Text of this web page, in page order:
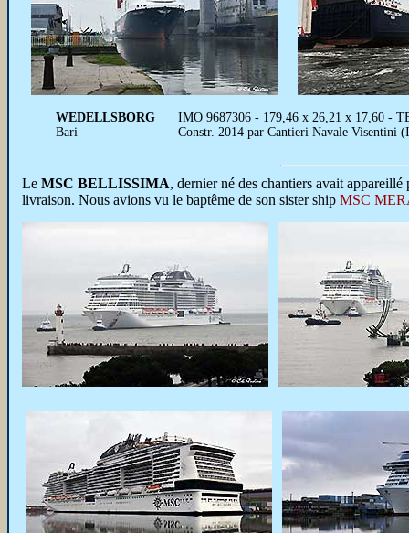
WEDELLSBORG
Bari
IMO 9687306 - 179,46 x 26,21 x 17,60 -
Constr. 2014 par Cantieri Navale Visentini
Le MSC BELLISSIMA, dernier né des chantiers avait
livraison. Nous avions vu le baptême de son sister ship MSC